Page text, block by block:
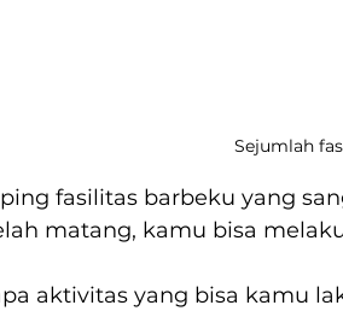
Sejumlah
fasilitas barbeku yang
matang, kamu bisa
aktivitas yang bisa kamu